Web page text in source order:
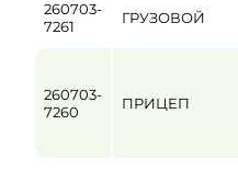
260703-
7261
ГРУЗОВОЙ
260703-
7260
ПРИЦЕП